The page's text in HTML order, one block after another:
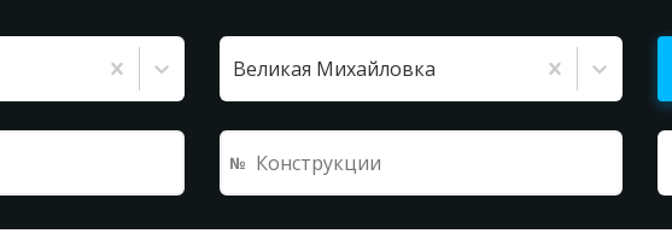
Великая Михайловка